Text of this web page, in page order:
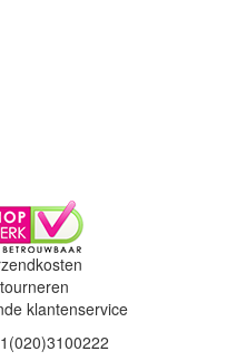
klantenservice